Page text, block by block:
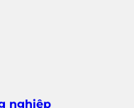
nghiệp